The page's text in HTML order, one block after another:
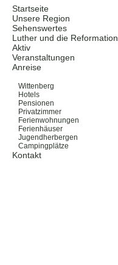
Startseite
Unsere Region
Sehenswertes
Luther und die Reformation
Aktiv
Veranstaltungen
Anreise
Wittenberg
Hotels
Pensionen
Privatzimmer
Ferienwohnungen
Ferienhäuser
Jugendherbergen
Campingplätze
Kontakt